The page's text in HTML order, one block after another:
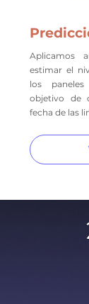
Aplicamos
estimar el
los
objetivo de
fecha de las